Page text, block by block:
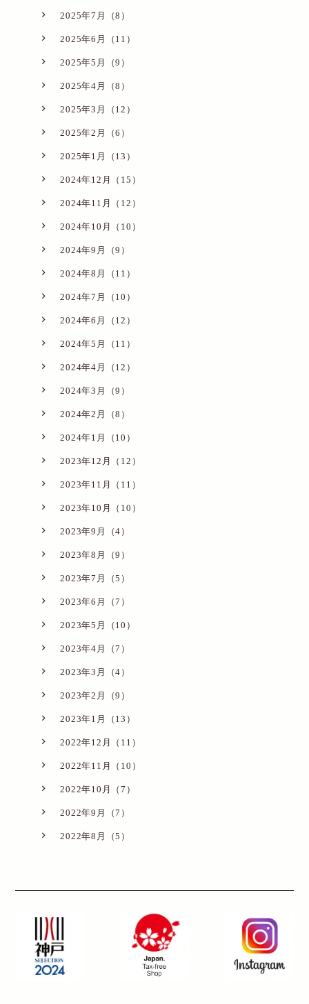
2025年7月（8）
2025年6月（11）
2025年5月（9）
2025年4月（8）
2025年3月（12）
2025年2月（6）
2025年1月（13）
2024年12月（15）
2024年11月（12）
2024年10月（10）
2024年9月（9）
2024年8月（11）
2024年7月（10）
2024年6月（12）
2024年5月（11）
2024年4月（12）
2024年3月（9）
2024年2月（8）
2024年1月（10）
2023年12月（12）
2023年11月（11）
2023年10月（10）
2023年9月（4）
2023年8月（9）
2023年7月（5）
2023年6月（7）
2023年5月（10）
2023年4月（7）
2023年3月（4）
2023年2月（9）
2023年1月（13）
2022年12月（11）
2022年11月（10）
2022年10月（7）
2022年9月（7）
2022年8月（5）